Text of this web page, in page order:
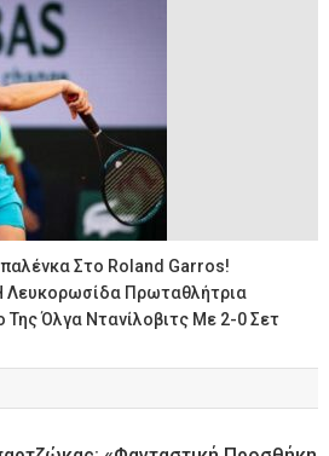
Στο Roland Garros!
Λευκορωσίδα Πρωταθλήτρια
Όλγα Ντανίλοβιτς Με 2-0 Σετ